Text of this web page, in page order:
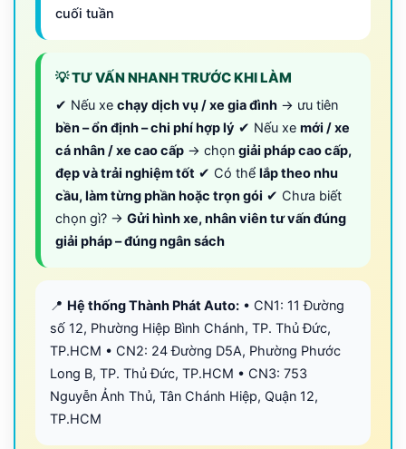
cuối tuần
💡 TƯ VẤN NHANH TRƯỚC KHI LÀM
✔ Nếu xe chạy dịch vụ / xe gia đình → ưu tiên
bền – ổn định – chi phí hợp lý ✔ Nếu xe mới / xe
cá nhân / xe cao cấp → chọn giải pháp cao cấp,
đẹp và trải nghiệm tốt ✔ Có thể lắp theo nhu
cầu, làm từng phần hoặc trọn gói ✔ Chưa biết
chọn gì? → Gửi hình xe, nhân viên tư vấn đúng
giải pháp – đúng ngân sách
📍 Hệ thống Thành Phát Auto: • CN1: 11 Đường
số 12, Phường Hiệp Bình Chánh, TP. Thủ Đức,
TP.HCM • CN2: 24 Đường D5A, Phường Phước
Long B, TP. Thủ Đức, TP.HCM • CN3: 753
Nguyễn Ảnh Thủ, Tân Chánh Hiệp, Quận 12,
TP.HCM